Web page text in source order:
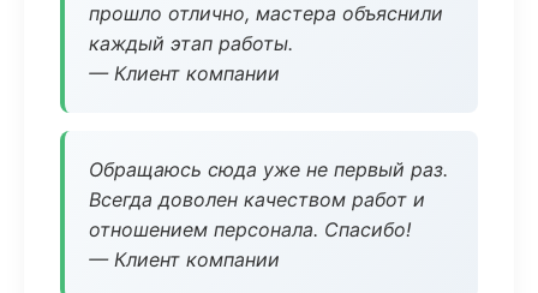
прошло отлично, мастера объяснили
каждый этап работы.
— Клиент компании
Обращаюсь сюда уже не первый раз.
Всегда доволен качеством работ и
отношением персонала. Спасибо!
— Клиент компании